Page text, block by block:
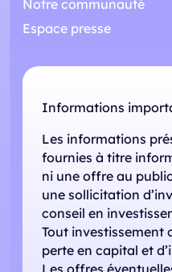
Notre communauté
Espace presse
Informations
Les informations
fournies à titre
ni une offre au
une sollicitation
conseil en
Tout investissement
perte en capital et